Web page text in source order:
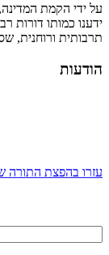
על ידי הקמת
ידענו כמותו דורות
תרבותית ורוחנית,
הודעות
עזרו בהפצת התורה